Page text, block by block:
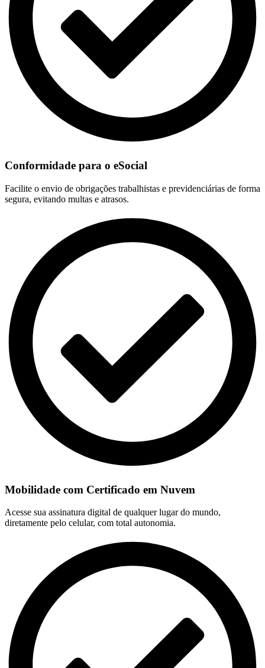
Conformidade para o eSocial
Facilite o envio de obrigações trabalhistas e previdenciárias de forma
segura, evitando multas e atrasos.
Mobilidade com Certificado em Nuvem
Acesse sua assinatura digital de qualquer lugar do mundo,
diretamente pelo celular, com total autonomia.